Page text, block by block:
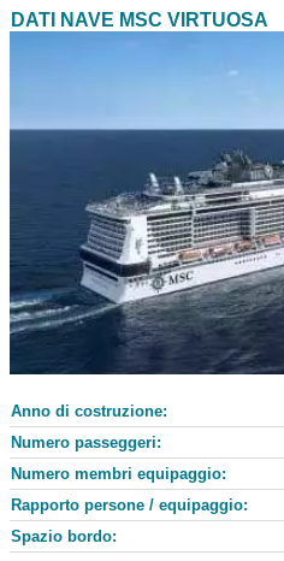
DATI NAVE MSC VIRTUOSA
Anno di costruzione:
Numero passeggeri:
Numero membri equipaggio:
Rapporto persone / equipaggio:
Spazio bordo: